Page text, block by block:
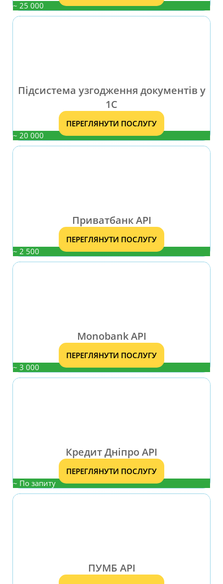
~ 25 000
Підсистема узгодження документів у
1С
ПЕРЕГЛЯНУТИ ПОСЛУГУ
~ 20 000
Приватбанк API
ПЕРЕГЛЯНУТИ ПОСЛУГУ
~ 2 500
Monobank API
ПЕРЕГЛЯНУТИ ПОСЛУГУ
~ 3 000
Кредит Дніпро API
ПЕРЕГЛЯНУТИ ПОСЛУГУ
~ По запиту
ПУМБ API